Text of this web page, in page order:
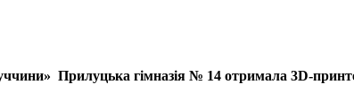
Прилуцька гімназія № 14 отримала 3D-